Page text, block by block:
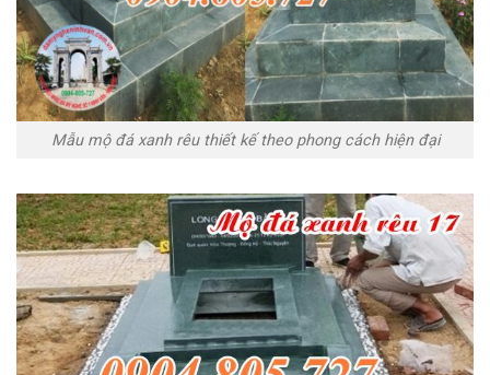
Mẫu mộ đá xanh rêu thiết kế theo phong cách hiện đại